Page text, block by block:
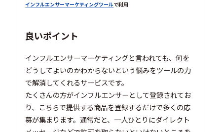
インフルエンサーマーケティングツールで利用
良いポイント
インフルエンサーマーケティングと言われても、何を
どうしてよいのかわからないという悩みをツールの力
で解消してくれるサービスです。
たくさんの方がインフルエンサーとして登録されてお
り、こちらで提供する商品を登録するだけで多くの応
募が集まります。通常だと、一人ひとりにダイレクト